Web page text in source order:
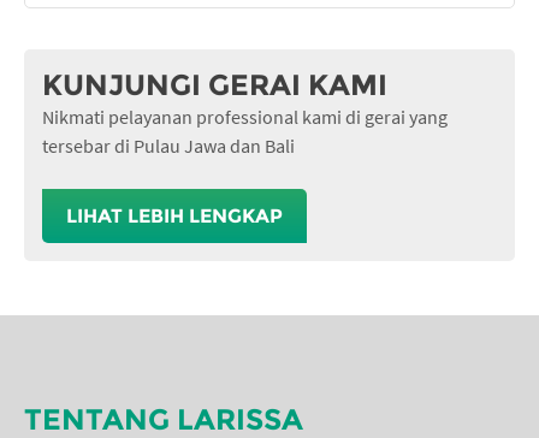
KUNJUNGI GERAI KAMI
Nikmati pelayanan professional kami di gerai yang
tersebar di Pulau Jawa dan Bali
LIHAT LEBIH LENGKAP
TENTANG LARISSA